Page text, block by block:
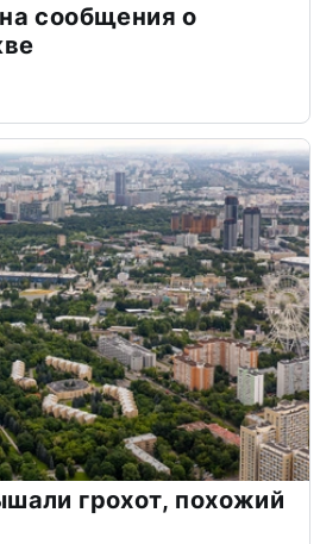
сообщения о
грохот, похожий